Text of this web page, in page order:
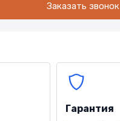
Заказать звонок
Гарантия